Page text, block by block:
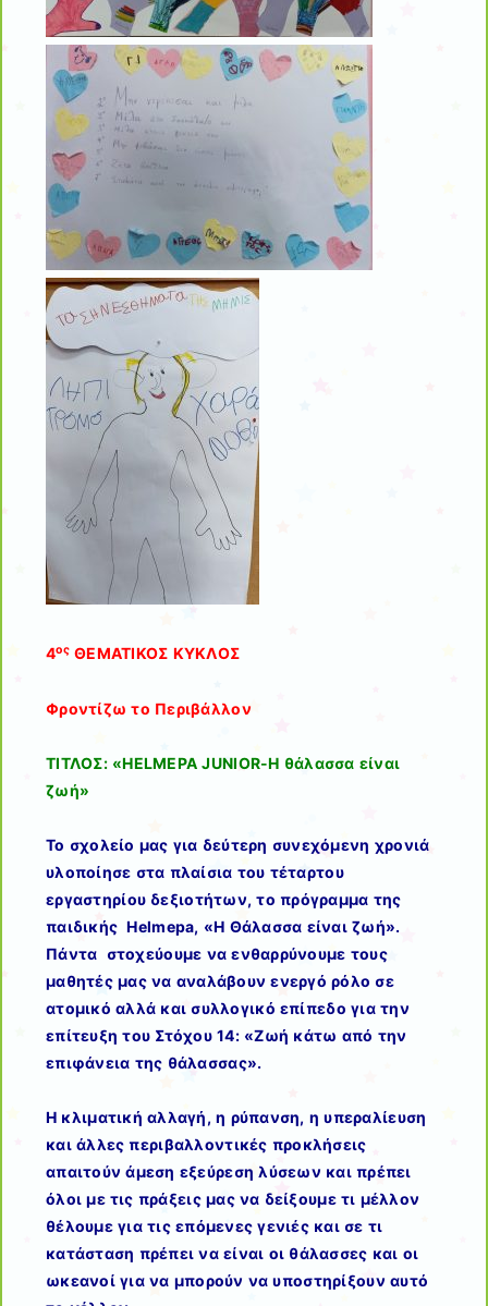
4οςΘΕΜΑΤΙΚΟΣ ΚΥΚΛΟΣ
Φροντίζω το Περιβάλλον
ΤΙΤΛΟΣ: «HELMEPA JUNIOR-Η θάλασσα είναι
ζωή»
Το σχολείο μας για δεύτερη συνεχόμενη χρονιά
υλοποίησε στα πλαίσια του τέταρτου
εργαστηρίου δεξιοτήτων, το πρόγραμμα της
παιδικής Helmepa, «Η Θάλασσα είναι ζωή».
Πάντα στοχεύουμε να ενθαρρύνουμε τους
μαθητές μας να αναλάβουν ενεργό ρόλο σε
ατομικό αλλά και συλλογικό επίπεδο για την
επίτευξη του Στόχου 14: «Ζωή κάτω από την
επιφάνεια της θάλασσας».
Η κλιματική αλλαγή, η ρύπανση, η υπεραλίευση
και άλλες περιβαλλοντικές προκλήσεις
απαιτούν άμεση εξεύρεση λύσεων και πρέπει
όλοι με τις πράξεις μας να δείξουμε τι μέλλον
θέλουμε για τις επόμενες γενιές και σε τι
κατάσταση πρέπει να είναι οι θάλασσες και οι
ωκεανοί για να μπορούν να υποστηρίξουν αυτό